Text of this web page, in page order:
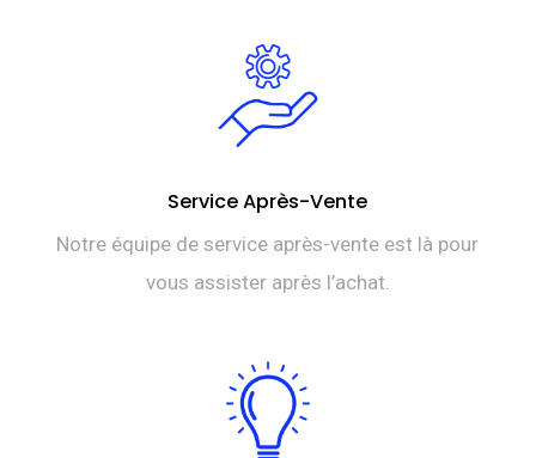
Service Après-Vente
Notre équipe de service après-vente est là pour
vous assister après l’achat.